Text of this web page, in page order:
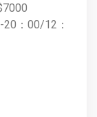
：00/12：